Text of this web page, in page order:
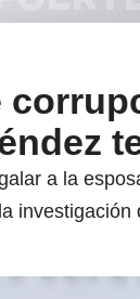
a la
investigación